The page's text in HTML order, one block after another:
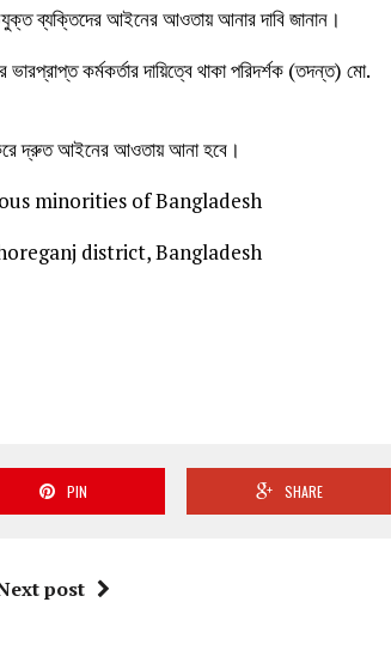
ব্যক্তিদের আইনের আওতায় আনার দাবি জানান।
কর্মকর্তার দায়িত্বে থাকা পরিদর্শক (তদন্ত) মো.
দ্রুত আইনের আওতায় আনা হবে।
minorities of Bangladesh
district, Bangladesh
PIN SHARE
post